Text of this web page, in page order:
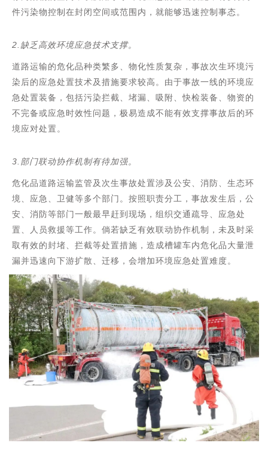
件污染物控制在封闭空间或范围内，就能够迅速控制事态。
2.缺乏高效环境应急技术支撑。
道路运输的危化品种类繁多、物化性质复杂，事故次生环境污
染后的应急处置技术及措施要求较高。由于事故一线的环境应
急处置装备，包括污染拦截、堵漏、吸附、快检装备、物资的
不完备或应急时效性问题，极易造成不能有效支撑事故后的环
境应对处置。
3.部门联动协作机制有待加强。
危化品道路运输监管及次生事故处置涉及公安、消防、生态环
境、应急、卫健等多个部门。按照职责分工，事故发生后，公
安、消防等部门一般最早赶到现场，组织交通疏导、应急处
置、人员救援等工作。倘若缺乏有效联动协作机制，未及时采
取有效的封堵、拦截等处置措施，造成槽罐车内危化品大量泄
漏并迅速向下游扩散、迁移，会增加环境应急处置难度。